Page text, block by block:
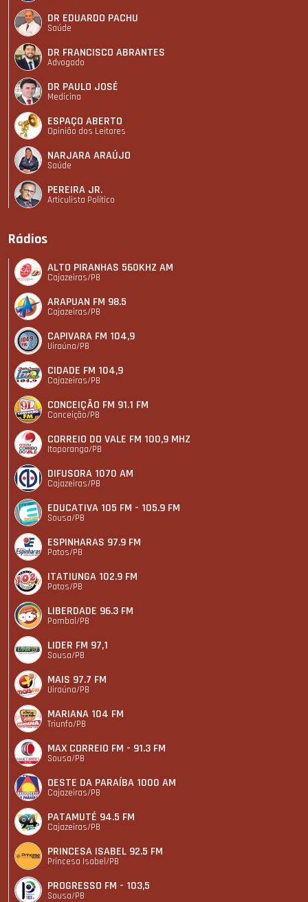
DR EDUARDO PACHU
Saúde
DR FRANCISCO ABRANTES
Advogado
DR PAULO JOSÉ
Medicina
ESPAÇO ABERTO
Opinião dos Leitores
NARJARA ARAÚJO
Saúde
PEREIRA JR.
Articulista Polí­tico
Rádios
ALTO PIRANHAS 560KHZ AM
Cajazeiras/PB
ARAPUAN FM 98.5
Cajazeiras/PB
CAPIVARA FM 104,9
Uiraúna/PB
CIDADE FM 104,9
Cajazeiras/PB
CONCEIÇÃO FM 91.1 FM
Conceição/PB
CORREIO DO VALE FM 100,9 MHZ
Itaporanga/PB
DIFUSORA 1070 AM
Cajazeiras/PB
EDUCATIVA 105 FM - 105.9 FM
Sousa/PB
ESPINHARAS 97.9 FM
Patos/PB
ITATIUNGA 102.9 FM
Patos/PB
LIBERDADE 96.3 FM
Pombal/PB
LIDER FM 97,1
Sousa/PB
MAIS 97.7 FM
Uiraúna/PB
MARIANA 104 FM
Triunfo/PB
MAX CORREIO FM - 91.3 FM
Sousa/PB
OESTE DA PARAÍBA 1000 AM
Cajazeiras/PB
PATAMUTÉ 94.5 FM
Cajazeiras/PB
PRINCESA ISABEL 92.5 FM
Princesa Isabel/PB
PROGRESSO FM - 103,5
Sousa/PB